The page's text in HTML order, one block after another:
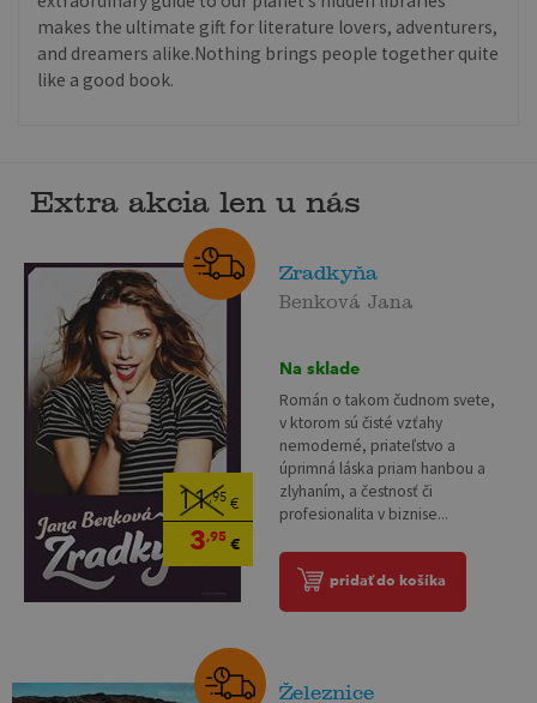
makes the ultimate gift for literature lovers, adventurers,
and dreamers alike.Nothing brings people together quite
like a good book.
Extra akcia len u nás
11,95 €
3,95 €
Zradkyňa
Benková Jana
Na sklade
Román o takom čudnom svete,
v ktorom sú čisté vzťahy
nemoderné, priateľstvo a
úprimná láska priam hanbou a
zlyhaním, a čestnosť či
profesionalita v biznise...
pridať do košíka
Železnice